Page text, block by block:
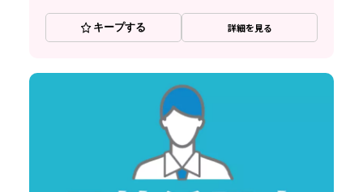
キープする 詳細を見る